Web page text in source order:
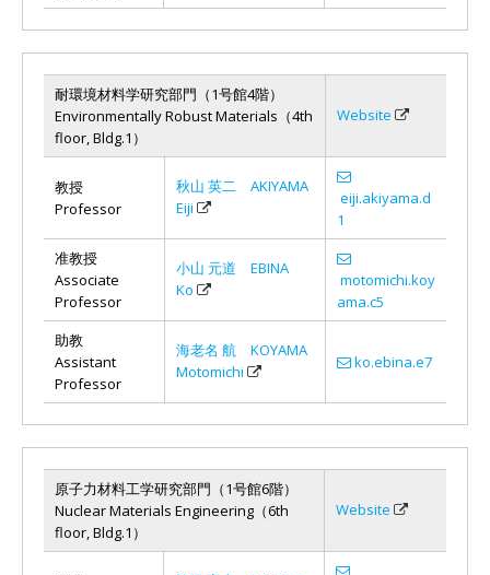
耐環境材料学研究部門（1号館4階）
Environmentally Robust Materials（4th
floor, Bldg.1）
Website
教授
Professor
秋山 英二 AKIYAMA
Eiji
eiji.akiyama.d
1
准教授
Associate
Professor
小山 元道 EBINA
Ko
motomichi.koy
ama.c5
助教
Assistant
Professor
海老名 航 KOYAMA
Motomichi
ko.ebina.e7
原子力材料工学研究部門（1号館6階）
Nuclear Materials Engineering（6th
floor, Bldg.1）
Website